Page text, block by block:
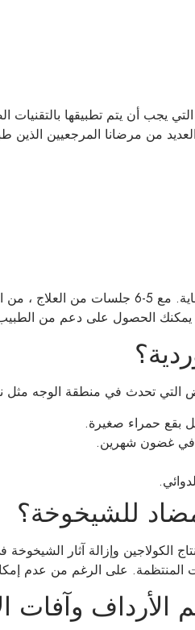
التي يجب أن يتم تطبيقها
من مرضانا المرجعيين
في مثل هذه الحالات ، يعطي هذا العلاج
الحصول على دعم من
التي تحدث في منطقة الوجه مثل
بقع حمراء صغيرة.
في غضون شهرين.
الكولاجين وإزالة آثار
المنتظمة. على الرغم من عدم
وآفات